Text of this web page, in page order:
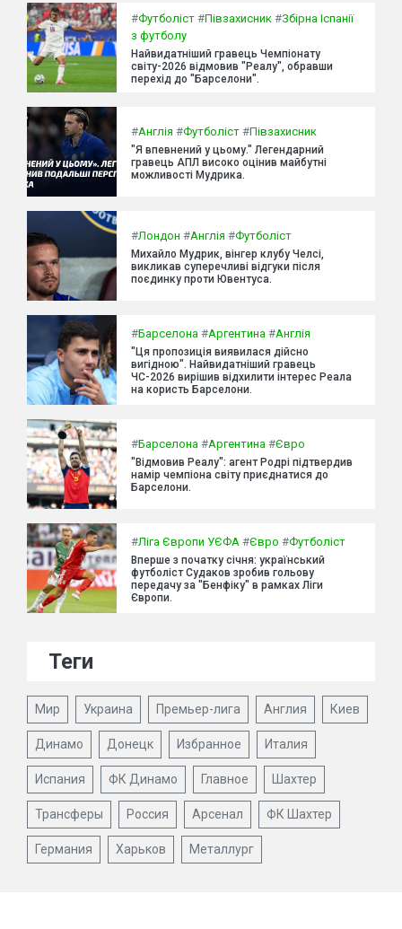
#Футболіст #Півзахисник #Збірна Іспанії
з футболу
Найвидатніший гравець Чемпіонату
світу-2026 відмовив "Реалу", обравши
перехід до "Барселони".
#Англія #Футболіст #Півзахисник
"Я впевнений у цьому." Легендарний
гравець АПЛ високо оцінив майбутні
можливості Мудрика.
#Лондон #Англія #Футболіст
Михайло Мудрик, вінгер клубу Челсі,
викликав суперечливі відгуки після
поєдинку проти Ювентуса.
#Барселона #Аргентина #Англія
"Ця пропозиція виявилася дійсно
вигідною". Найвидатніший гравець
ЧС-2026 вирішив відхилити інтерес Реала
на користь Барселони.
#Барселона #Аргентина #Євро
"Відмовив Реалу": агент Родрі підтвердив
намір чемпіона світу приєднатися до
Барселони.
#Ліга Європи УЄФА #Євро #Футболіст
Вперше з початку січня: український
футболіст Судаков зробив гольову
передачу за "Бенфіку" в рамках Ліги
Європи.
Теги
Мир Украина Премьер-лига Англия Киев
Динамо Донецк Избранное Италия
Испания ФК Динамо Главное Шахтер
Трансферы Россия Арсенал ФК Шахтер
Германия Харьков Металлург